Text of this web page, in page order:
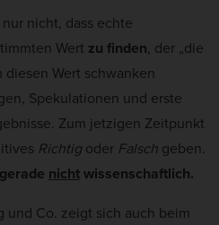
nicht, dass echte
Wert zu finden, der „die
Wert schwanken
Spekulationen und erste
Zum jetzigen Zeitpunkt
Richtig oder Falsch geben.
nichtwissenschaftlich.
und Co. zeigt sich auch beim
Media-Plattformen werden
von externen Medien akzeptiert
anzeigen
Datenschutzerklärung Impressum